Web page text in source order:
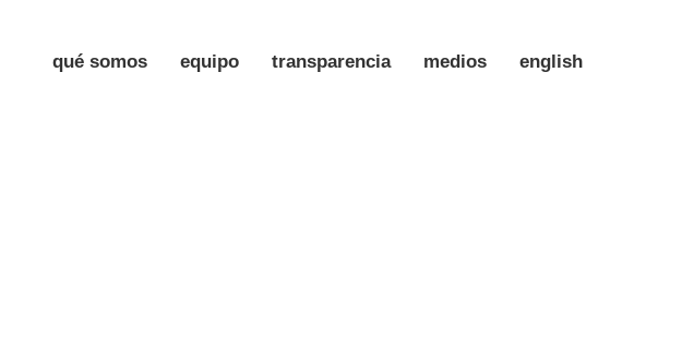
qué somos equipo transparencia medios english